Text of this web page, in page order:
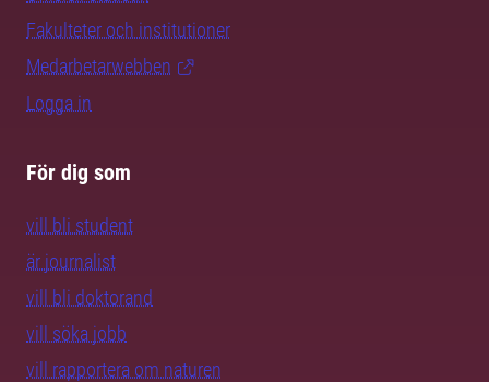
Fakulteter och institutioner
Medarbetarwebben
Logga in
För dig som
vill bli student
är journalist
vill bli doktorand
vill söka jobb
vill rapportera om naturen